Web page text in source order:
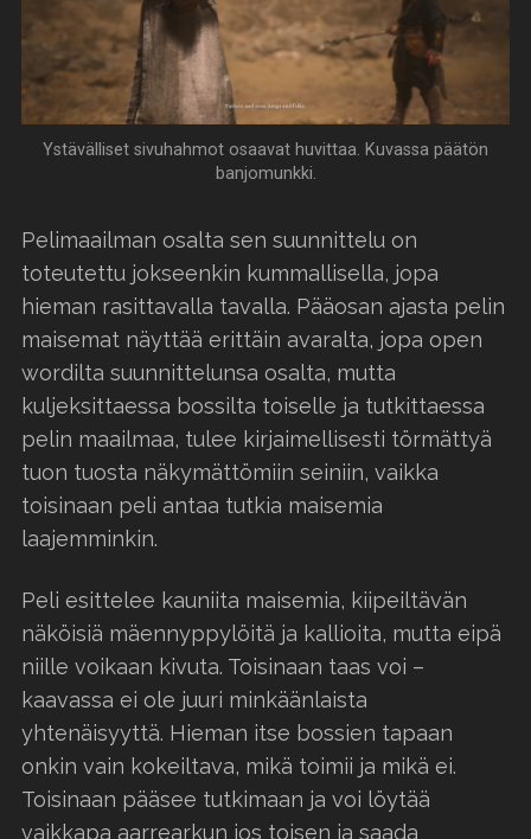
Ystävälliset sivuhahmot osaavat huvittaa. Kuvassa päätön
banjomunkki.
Pelimaailman osalta sen suunnittelu on
toteutettu jokseenkin kummallisella, jopa
hieman rasittavalla tavalla. Pääosan ajasta pelin
maisemat näyttää erittäin avaralta, jopa open
wordilta suunnittelunsa osalta, mutta
kuljeksittaessa bossilta toiselle ja tutkittaessa
pelin maailmaa, tulee kirjaimellisesti törmättyä
tuon tuosta näkymättömiin seiniin, vaikka
toisinaan peli antaa tutkia maisemia
laajemminkin.
Peli esittelee kauniita maisemia, kiipeiltävän
näköisiä mäennyppylöitä ja kallioita, mutta eipä
niille voikaan kivuta. Toisinaan taas voi –
kaavassa ei ole juuri minkäänlaista
yhtenäisyyttä. Hieman itse bossien tapaan
onkin vain kokeiltava, mikä toimii ja mikä ei.
Toisinaan pääsee tutkimaan ja voi löytää
vaikkapa aarrearkun jos toisen ja saada